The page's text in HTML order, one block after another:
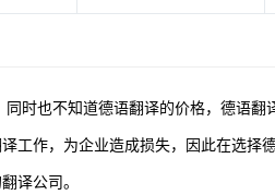
时也不知道德语翻译的价格，德语翻
工作，为企业造成损失，因此在选择
译公司。